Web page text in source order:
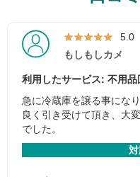
★★★★★
★★★★★ 5.0
もしもしカメ
利用したサービス: 不用品
急に冷蔵庫を譲る事にな
良く引き受けて頂き、大
でした。